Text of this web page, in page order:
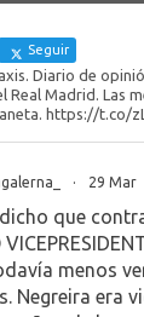
Seguir
Diario de
Real Madrid. Las
https://t.co/
· 29 Mar
que
menos
Negreira era